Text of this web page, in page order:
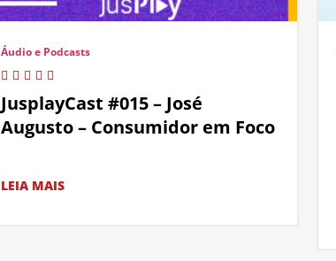
Áudio e Podcasts
JusplayCast #015 – José
Augusto – Consumidor em Foco
LEIA MAIS